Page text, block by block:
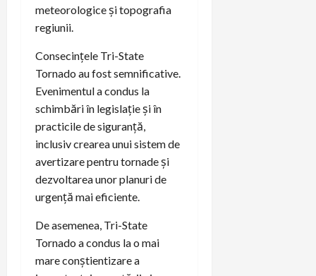
meteorologice și topografia
regiunii.
Consecințele Tri-State
Tornado au fost semnificative.
Evenimentul a condus la
schimbări în legislație și în
practicile de siguranță,
inclusiv crearea unui sistem de
avertizare pentru tornade și
dezvoltarea unor planuri de
urgență mai eficiente.
De asemenea, Tri-State
Tornado a condus la o mai
mare conștientizare a